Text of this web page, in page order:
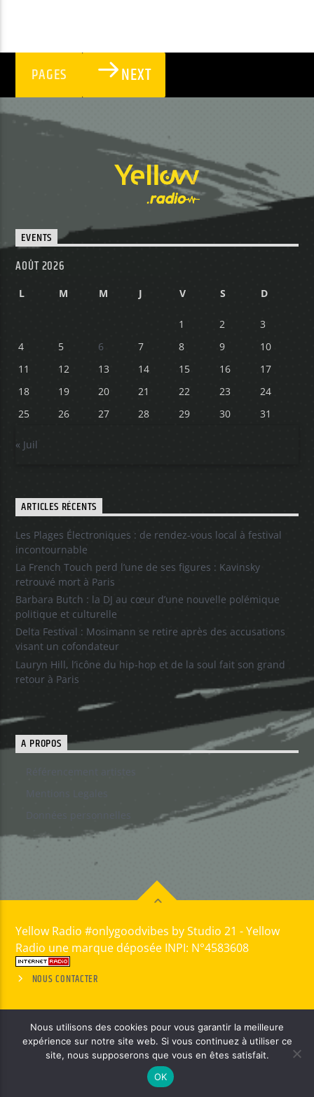
PAGES NEXT
EVENTS
AOÛT 2026
L M M J V S D
1 2
3
4
5 6 7 8 9
10
11
12 13 14 15 16
17
18
19 20 21 22 23
24
25
26 27 28 29 30 31
« Juil
ARTICLES RÉCENTS
Les Plages Électroniques : de rendez-vous local à festival
incontournable
La French Touch perd l’une de ses figures : Kavinsky
retrouvé mort à Paris
Barbara Butch : la DJ au cœur d’une nouvelle polémique
politique et culturelle
Delta Festival : Mosimann se retire après des accusations
visant un cofondateur
Lauryn Hill, l’icône du hip-hop et de la soul fait son grand
retour à Paris
A PROPOS
Yellow Radio #onlygoodvibes by Studio 21 - Yellow
Radio une marque déposée INPI: N°4583608
NOUS CONTACTER
Nous utilisons des cookies pour vous garantir la meilleure
expérience sur notre site web. Si vous continuez à utiliser ce
site, nous supposerons que vous en êtes satisfait.
OK